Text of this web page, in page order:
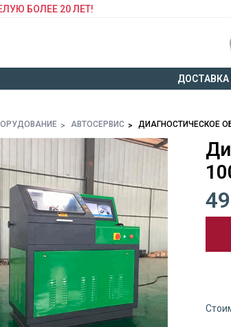
БОЛЕЕ 20 ЛЕТ!
ДОСТАВКА
АВТОСЕРВИС ДИАГНОСТИЧЕСКОЕ